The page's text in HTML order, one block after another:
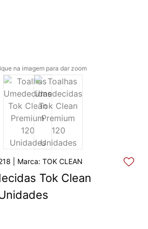
na imagem para dar zoom
| Marca: TOK CLEAN
Tok Clean